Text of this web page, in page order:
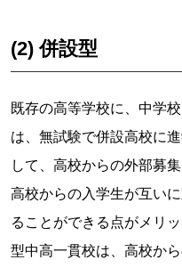
(2) 併設型
既存の高等学校に、中学
は、無試験で併設高校に
して、高校からの外部募
高校からの入学生が互い
ることができる点がメリ
型中高一貫校は、高校か